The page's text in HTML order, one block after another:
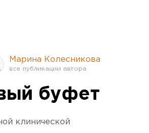
Марина Колесникова
буфет
клинической